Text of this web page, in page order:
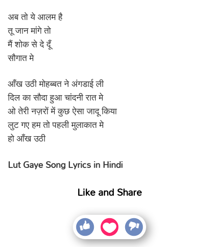
अब तो ये आलम है
तू जान मांगे तो
मैं शोक से दे दूँ
सौगात मे
आँख उठी मोहब्बत ने अंगडाई ली
दिल का सौदा हुआ चांदनी रात मे
ओ तेरी नज़रों में कुछ ऐसा जादू किया
लुट गए हम तो पहली मुलाकात मे
हो आँख उठी
Lut Gaye Song Lyrics in Hindi
Like and Share